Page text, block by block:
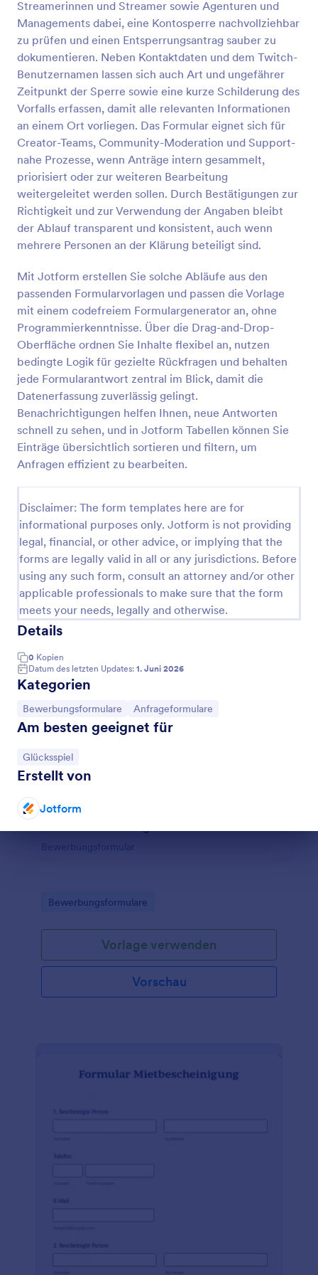
Streamerinnen und Streamer sowie Agenturen und
Managements dabei, eine Kontosperre nachvollziehbar
zu prüfen und einen Entsperrungsantrag sauber zu
dokumentieren. Neben Kontaktdaten und dem Twitch-
Benutzernamen lassen sich auch Art und ungefährer
Zeitpunkt der Sperre sowie eine kurze Schilderung des
Vorfalls erfassen, damit alle relevanten Informationen
an einem Ort vorliegen. Das Formular eignet sich für
Creator-Teams, Community-Moderation und Support-
nahe Prozesse, wenn Anträge intern gesammelt,
priorisiert oder zur weiteren Bearbeitung
weitergeleitet werden sollen. Durch Bestätigungen zur
Richtigkeit und zur Verwendung der Angaben bleibt
der Ablauf transparent und konsistent, auch wenn
mehrere Personen an der Klärung beteiligt sind.
Mit Jotform erstellen Sie solche Abläufe aus den
passenden Formularvorlagen und passen die Vorlage
mit einem codefreiem Formulargenerator an, ohne
Programmierkenntnisse. Über die Drag-and-Drop-
Oberfläche ordnen Sie Inhalte flexibel an, nutzen
bedingte Logik für gezielte Rückfragen und behalten
jede Formularantwort zentral im Blick, damit die
Datenerfassung zuverlässig gelingt.
Benachrichtigungen helfen Ihnen, neue Antworten
schnell zu sehen, und in Jotform Tabellen können Sie
Einträge übersichtlich sortieren und filtern, um
Anfragen effizient zu bearbeiten.
Disclaimer: The form templates here are for
informational purposes only. Jotform is not providing
legal, financial, or other advice, or implying that the
forms are legally valid in all or any jurisdictions. Before
using any such form, consult an attorney and/or other
applicable professionals to make sure that the form
meets your needs, legally and otherwise.
Details
0 Kopien
Datum des letzten Updates: 1. Juni 2026
Kategorien
Zur Kategorie:
Bewerbungsformulare Zur Kategorie:
Anfrageformulare
Am besten geeignet für
Zur Kategorie:
Glücksspiel
Erstellt von
Jotform
Vorschau
Antragsformular Für Händler
Ein einfaches deutschsprachiges
Anmeldungs-/Kontakt-Formular für
Gewerbekunden
Go to Category:
Geschäftsformulare
Vorlage verwenden
Bewerbungsformular
Go to Category:
Bewerbungsformulare
Vorlage verwenden
Vorschau